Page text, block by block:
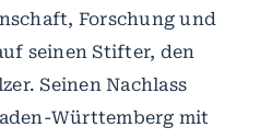
Forschung und
seinen Stifter, den
Seinen Nachlass
Württemberg mit